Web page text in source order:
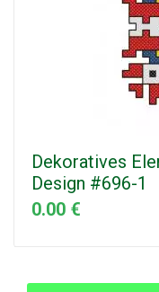
Dekoratives
Design #696-1
0.00 €